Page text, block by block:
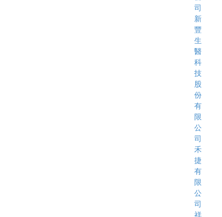
司
新
豐
生
醫
科
技
股
份
有
限
公
司
禾
捷
有
限
公
司
祥